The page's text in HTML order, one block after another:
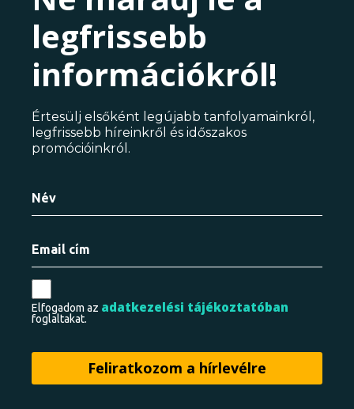
legfrissebb
információkról!
Értesülj elsőként legújabb tanfolyamainkról,
legfrissebb híreinkről és időszakos
promócióinkról.
Elfogadom az adatkezelési tájékoztatóban
foglaltakat.